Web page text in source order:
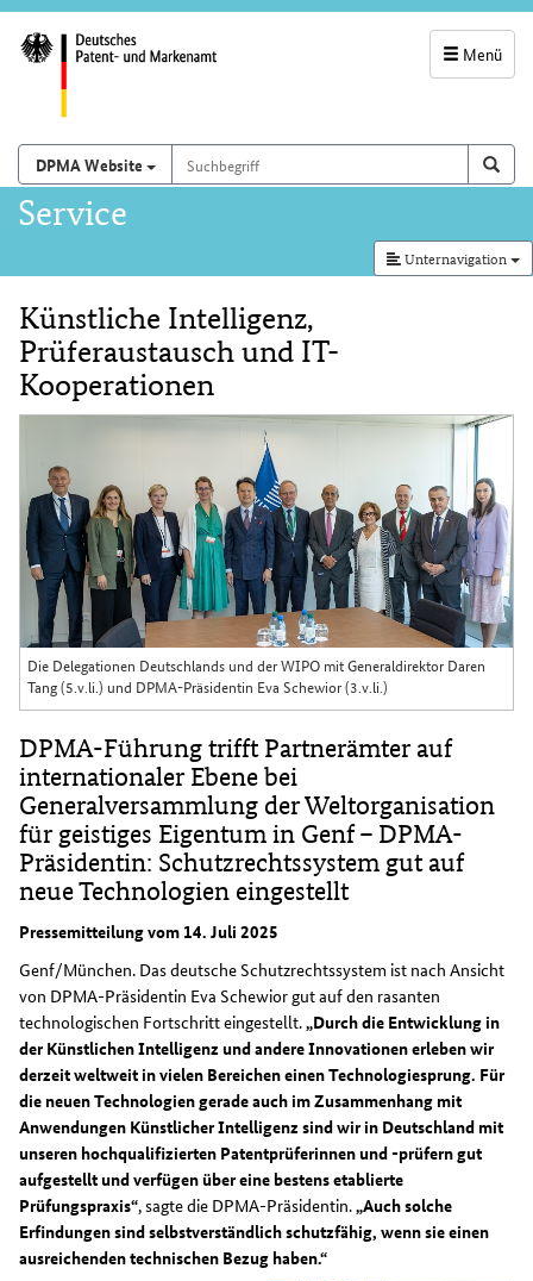
Menü
und
Suchfeld
Suchen auf
DPMA Website Suchbegriff
Hauptnavigation
Service
Unternavigation
Inhalt
Künstliche Intelligenz,
Prüferaustausch und IT-
Kooperationen
Die Delegationen Deutschlands und der WIPO mit Generaldirektor Daren
Tang (5.v.li.) und DPMA-Präsidentin Eva Schewior (3.v.li.)
DPMA-Führung trifft Partnerämter auf
internationaler Ebene bei
Generalversammlung der Weltorganisation
für geistiges Eigentum in Genf – DPMA-
Präsidentin: Schutzrechtssystem gut auf
neue Technologien eingestellt
Pressemitteilung vom 14. Juli 2025
Genf/München. Das deutsche Schutzrechtssystem ist nach Ansicht
von DPMA-Präsidentin Eva Schewior gut auf den rasanten
technologischen Fortschritt eingestellt.„Durch die Entwicklung in
der Künstlichen Intelligenz und andere Innovationen erleben wir
derzeit weltweit in vielen Bereichen einen Technologiesprung. Für
die neuen Technologien gerade auch im Zusammenhang mit
Anwendungen Künstlicher Intelligenz sind wir in Deutschland mit
unseren hochqualifizierten Patentprüferinnen und -prüfern gut
aufgestellt und verfügen über eine bestens etablierte
Prüfungspraxis“, sagte die DPMA-Präsidentin.„Auch solche
Erfindungen sind selbstverständlich schutzfähig, wenn sie einen
ausreichenden technischen Bezug haben.“